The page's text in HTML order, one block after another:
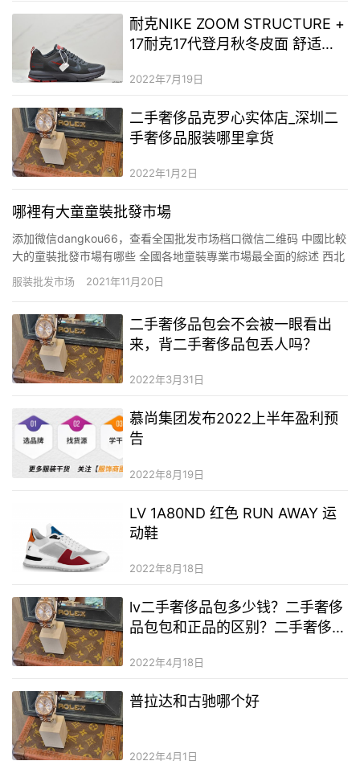
耐克NIKE ZOOM STRUCTURE +
17耐克17代登月秋冬皮面 舒适缓
2022年7月19日
二手奢侈品克罗心实体店_深圳二
手奢侈品服装哪里拿货
2022年1月2日
哪裡有大童童裝批發市場
添加微信dangkou66，查看全国批发市场档口微信二维码 中國比較
大的童裝批發市場有哪些 全國各地童裝專業市場最全面的綜述 西北
區：新疆 烏魯木齊火車頭童裝商貿城、長江外貿基地、小西門俊發
大廈甘青寧 蘭州東部品牌服飾廣場5樓陝西 西安康復路丹尼爾商城3
服装批发市场 2021年11月20日
二手奢侈品包会不会被一眼看出
来，背二手奢侈品包丢人吗？
2022年3月31日
慕尚集团发布2022上半年盈利预
告
2022年8月19日
LV 1A80ND 红色 RUN AWAY 运
动鞋
2022年8月18日
lv二手奢侈品包多少钱？二手奢侈
品包包和正品的区别？二手奢侈品
2022年4月18日
普拉达和古驰哪个好
2022年4月1日